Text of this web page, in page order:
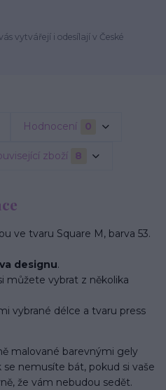
vytvářejí i odesílají v České
Hodnocení 0
zboží 8
ve tvaru Square M, barva 53.
designu.
můžete vybrat z několika
vybrané délce a tvaru press
malované barevnými gely
nemusíte bát, pokud si vaše
že vám nebudou sedět.